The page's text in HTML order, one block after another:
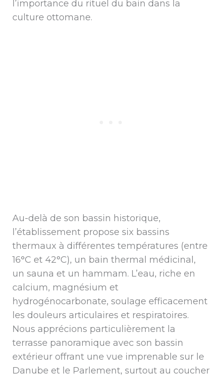
l’importance du rituel du bain dans la
culture ottomane.
Au-delà de son bassin historique,
l’établissement propose six bassins
thermaux à différentes températures (entre
16°C et 42°C), un bain thermal médicinal,
un sauna et un hammam. L’eau, riche en
calcium, magnésium et
hydrogénocarbonate, soulage efficacement
les douleurs articulaires et respiratoires.
Nous apprécions particulièrement la
terrasse panoramique avec son bassin
extérieur offrant une vue imprenable sur le
Danube et le Parlement, surtout au coucher